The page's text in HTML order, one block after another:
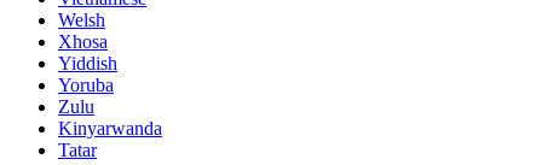
Welsh
Xhosa
Yiddish
Yoruba
Zulu
Kinyarwanda
Tatar